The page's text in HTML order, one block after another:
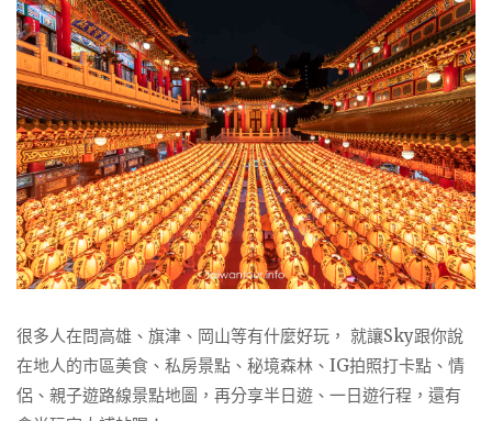
很多人在問高雄、旗津、岡山等有什麼好玩， 就讓Sky跟你說
在地人的市區美食、私房景點、秘境森林、IG拍照打卡點、情
侶、親子遊路線景點地圖，再分享半日遊、一日遊行程，還有